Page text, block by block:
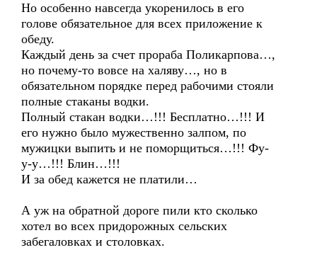
Но особенно навсегда укоренилось в его
голове обязательное для всех приложение к
обеду.
Каждый день за счет прораба Поликарпова…,
но почему-то вовсе на халяву…, но в
обязательном порядке перед рабочими стояли
полные стаканы водки.
Полный стакан водки…!!! Бесплатно…!!! И
его нужно было мужественно залпом, по
мужицки выпить и не поморщиться…!!! Фу-
у-у…!!! Блин…!!!
И за обед кажется не платили…
А уж на обратной дороге пили кто сколько
хотел во всех придорожных сельских
забегаловках и столовках.